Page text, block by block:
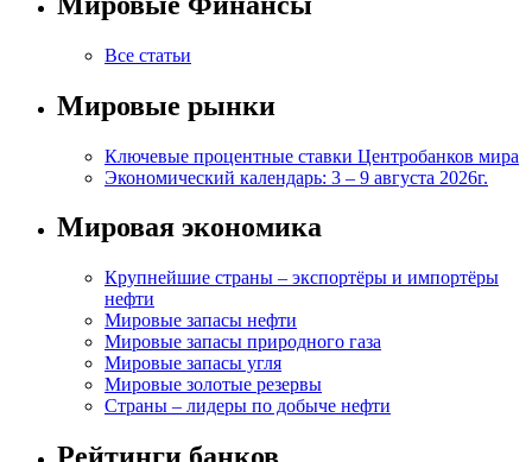
Все статьи
Мировые рынки
Ключевые процентные ставки Центробанков мира
Экономический календарь: 3 – 9 августа 2026г.
Мировая экономика
Крупнейшие страны – экспортёры и импортёры
нефти
Мировые запасы нефти
Мировые запасы природного газа
Мировые запасы угля
Мировые золотые резервы
Страны – лидеры по добыче нефти